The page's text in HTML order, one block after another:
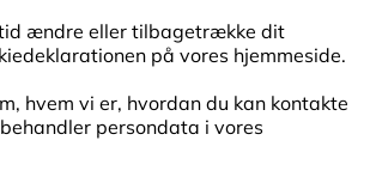
ændre eller tilbagetrække dit
på vores hjemmeside.
hvem vi er, hvordan du kan kontakte
persondata i vores